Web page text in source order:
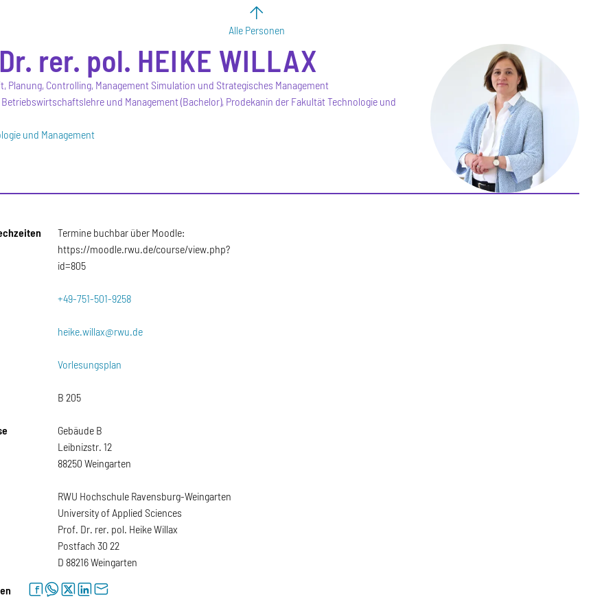
Alle Personen
rer. pol. HEIKE WILLAX
Planung, Controlling, Management Simulation und Strategisches Management
und Management (Bachelor), Prodekanin der Fakultät Technologie und
und Management
Termine buchbar über Moodle:
https://moodle.rwu.de/course/view.php?
id=805
+49-751-501-9258
heike.willax@rwu.de
Vorlesungsplan
B 205
Gebäude B
Leibnizstr. 12
88250 Weingarten
RWU Hochschule Ravensburg-Weingarten
University of Applied Sciences
Prof. Dr. rer. pol. Heike Willax
Postfach 30 22
D 88216 Weingarten
facebookwhatsapptwitterlinkedinletter